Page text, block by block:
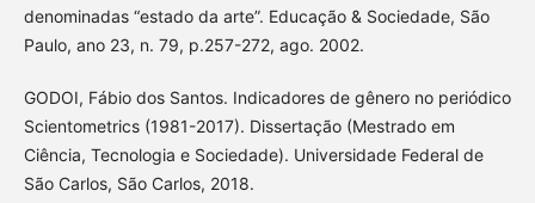
denominadas “estado da arte”. Educação & Sociedade, São
Paulo, ano 23, n. 79, p.257-272, ago. 2002.
GODOI, Fábio dos Santos. Indicadores de gênero no periódico
Scientometrics (1981-2017). Dissertação (Mestrado em
Ciência, Tecnologia e Sociedade). Universidade Federal de
São Carlos, São Carlos, 2018.